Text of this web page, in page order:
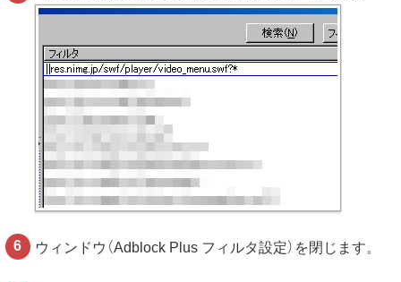
ウィンドウ（Adblock Plus フィルタ設定）を閉じます。